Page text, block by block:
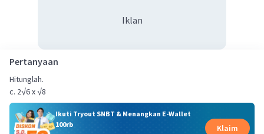
Iklan
Pertanyaan
Hitunglah.
c. 2√6 x √8
Ikuti Tryout SNBT & Menangkan E-Wallet
100rb
Klaim